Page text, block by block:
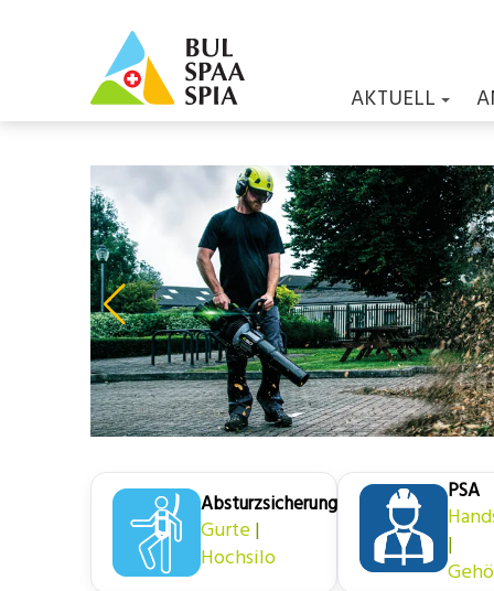
AKTUELL
Absturzsicherung
Gurte|
Hochsilo
PSA
|